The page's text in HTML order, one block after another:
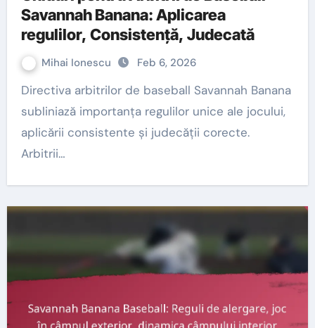
Savannah Banana: Aplicarea
regulilor, Consistență, Judecată
Mihai Ionescu Feb 6, 2026
Directiva arbitrilor de baseball Savannah Banana
subliniază importanța regulilor unice ale jocului,
aplicării consistente și judecății corecte.
Arbitrii…